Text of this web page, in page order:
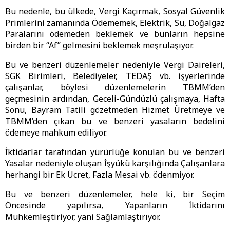
Bu nedenle, bu ülkede, Vergi Kaçırmak, Sosyal Güvenlik
Primlerini zamanında Ödememek, Elektrik, Su, Doğalgaz
Paralarını ödemeden beklemek ve bunların hepsine
birden bir “Af” gelmesini beklemek meşrulaşıyor.
Bu ve benzeri düzenlemeler nedeniyle Vergi Daireleri,
SGK Birimleri, Belediyeler, TEDAŞ vb. işyerlerinde
çalışanlar, böylesi düzenlemelerin TBMM’den
geçmesinin ardından, Geceli-Gündüzlü çalışmaya, Hafta
Sonu, Bayram Tatili gözetmeden Hizmet Üretmeye ve
TBMM’den çıkan bu ve benzeri yasaların bedelini
ödemeye mahkum ediliyor.
İktidarlar tarafından yürürlüğe konulan bu ve benzeri
Yasalar nedeniyle oluşan İşyükü karşılığında Çalışanlara
herhangi bir Ek Ücret, Fazla Mesai vb. ödenmiyor.
Bu ve benzeri düzenlemeler, hele ki, bir Seçim
Öncesinde yapılırsa, Yapanların İktidarını
Muhkemleştiriyor, yani Sağlamlaştırıyor.